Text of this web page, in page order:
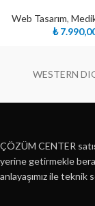
Web Tasarım,
₺
WESTERN
ÇÖZÜM CENTER
yerine getirmekle
anlayaşımız ile